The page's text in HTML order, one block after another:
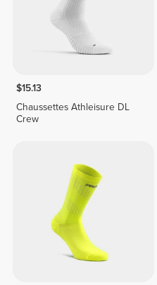
$15.13
Chaussettes Athleisure DL
Crew